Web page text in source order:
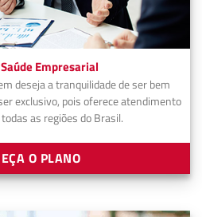
Empresarial
deseja a tranquilidade de ser bem
exclusivo, pois oferece atendimento
as regiões do Brasil.
O PLANO